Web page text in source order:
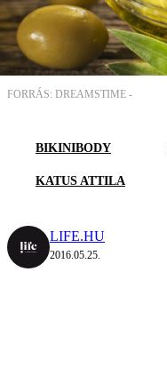
FORRÁS: DREAMSTIME -
BIKINIBODY
KATUS ATTILA
LIFE.HU
2016.05.25.